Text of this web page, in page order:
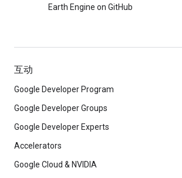
Earth Engine on GitHub
互动
Google Developer Program
Google Developer Groups
Google Developer Experts
Accelerators
Google Cloud & NVIDIA